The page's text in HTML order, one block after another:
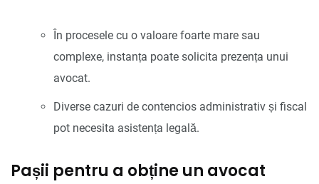
În procesele cu o valoare foarte mare sau
complexe, instanța poate solicita prezența unui
avocat.
Diverse cazuri de contencios administrativ și fiscal
pot necesita asistența legală.
Pașii pentru a obține un avocat